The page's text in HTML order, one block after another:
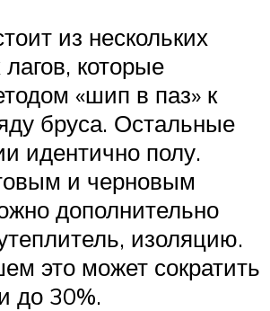
из нескольких
которые
«шип в паз» к
бруса. Остальные
идентично полу.
и черновым
дополнительно
изоляцию.
это может сократить
до 30%.